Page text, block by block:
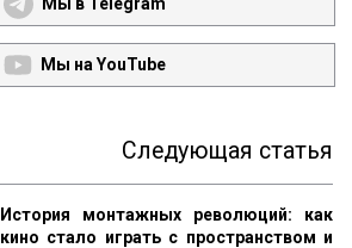
Мы на YouTube
Следующая статья
История монтажных революций: как
кино стало играть с пространством и